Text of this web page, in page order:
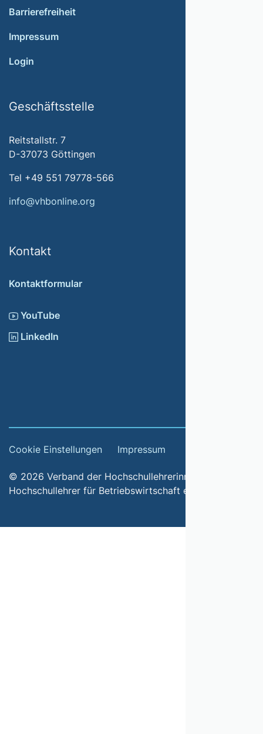
Barrierefreiheit
Impressum
Login
Geschäftsstelle
Reitstallstr. 7
D-37073 Göttingen
Tel +49 551 79778-566
info@vhbonline.org
Kontakt
Kontaktformular
YouTube
LinkedIn
Cookie Einstellungen Impressum
© 2026 Verband der Hochschullehrerinnen und
Hochschullehrer für Betriebswirtschaft e.V.